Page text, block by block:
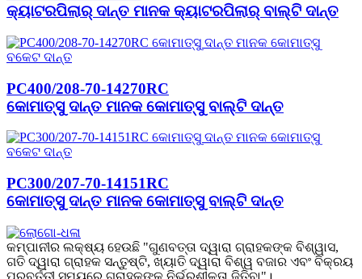
କ୍ୟାଟରପିଲାର୍ ଦାନ୍ତ ମାନକ କ୍ୟାଟରପିଲାର୍ ବାଲ୍ଟି ଦାନ୍ତ
PC400/208-70-14270RC
କୋମାତ୍ସୁ ଦାନ୍ତ ମାନକ କୋମାତ୍ସୁ ବାଲ୍ଟି ଦାନ୍ତ
PC300/207-70-14151RC
କୋମାତ୍ସୁ ଦାନ୍ତ ମାନକ କୋମାତ୍ସୁ ବାଲ୍ଟି ଦାନ୍ତ
କମ୍ପାନୀର ଲକ୍ଷ୍ୟ ହେଉଛି "ଗୁଣବତ୍ତା ଦ୍ୱାରା ଗ୍ରାହକଙ୍କ ବିଶ୍ୱାସ,
ଗତି ଦ୍ୱାରା ଗ୍ରାହକ ସନ୍ତୁଷ୍ଟି, ଖ୍ୟାତି ଦ୍ୱାରା ବିଶ୍ୱ ବଜାର ଏବଂ ବିକ୍ରୟ
ପରବର୍ତ୍ତୀ ସମୟରେ ଗ୍ରାହକଙ୍କ ନିର୍ଭରଶୀଳତା ଜିତିବା"।